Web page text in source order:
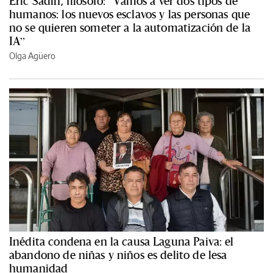
humanos: los nuevos esclavos y las personas que
no se quieren someter a la automatización de la
IA”
Olga Agüero
Inédita condena en la causa Laguna Paiva: el
abandono de niñas y niños es delito de lesa
humanidad